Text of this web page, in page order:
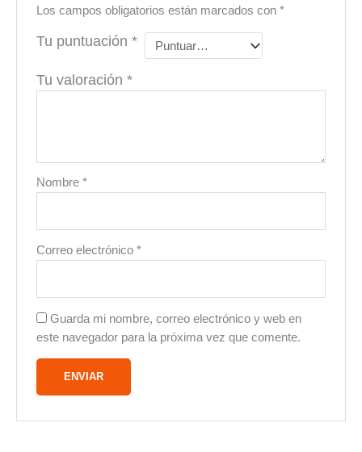
Los campos obligatorios están marcados con*
Tu puntuación*
Tu valoración*
Nombre*
Correo electrónico*
Guarda mi nombre, correo electrónico y web en
este navegador para la próxima vez que comente.